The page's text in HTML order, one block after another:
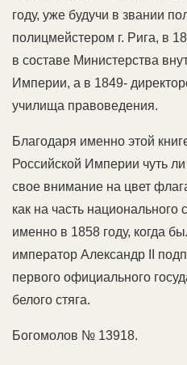
году, уже будучи в звании
полицмейстером г. Рига, в
в составе Министерства
Империи, а в 1849-
училища правоведения.
Благодаря именно этой
Российской Империи чуть
свое внимание на цвет
как на часть национального
именно в 1858 году, когда
император Александр II
первого официального
белого стяга.
Богомолов № 13918.